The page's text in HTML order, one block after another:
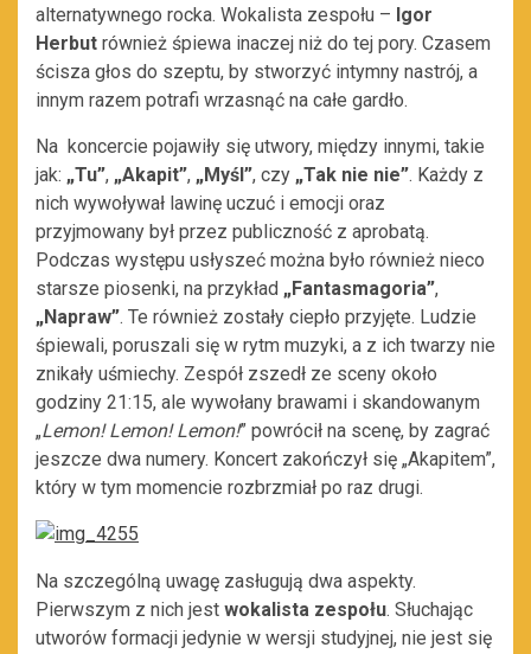
alternatywnego rocka. Wokalista zespołu – Igor
Herbut również śpiewa inaczej niż do tej pory. Czasem
ścisza głos do szeptu, by stworzyć intymny nastrój, a
innym razem potrafi wrzasnąć na całe gardło.
Na koncercie pojawiły się utwory, między innymi, takie
jak: „Tu”, „Akapit”, „Myśl”, czy „Tak nie nie”. Każdy z
nich wywoływał lawinę uczuć i emocji oraz
przyjmowany był przez publiczność z aprobatą.
Podczas występu usłyszeć można było również nieco
starsze piosenki, na przykład „Fantasmagoria”,
„Napraw”. Te również zostały ciepło przyjęte. Ludzie
śpiewali, poruszali się w rytm muzyki, a z ich twarzy nie
znikały uśmiechy. Zespół zszedł ze sceny około
godziny 21:15, ale wywołany brawami i skandowanym
„Lemon! Lemon! Lemon!” powrócił na scenę, by zagrać
jeszcze dwa numery. Koncert zakończył się „Akapitem”,
który w tym momencie rozbrzmiał po raz drugi.
Na szczególną uwagę zasługują dwa aspekty.
Pierwszym z nich jest wokalista zespołu. Słuchając
utworów formacji jedynie w wersji studyjnej, nie jest się